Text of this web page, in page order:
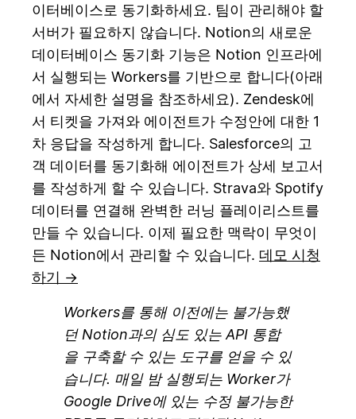
이터베이스로 동기화하세요. 팀이 관리해야 할
서버가 필요하지 않습니다. Notion의 새로운
데이터베이스 동기화 기능은 Notion 인프라에
서 실행되는 Workers를 기반으로 합니다(아래
에서 자세한 설명을 참조하세요). Zendesk에
서 티켓을 가져와 에이전트가 수정안에 대한 1
차 응답을 작성하게 합니다. Salesforce의 고
객 데이터를 동기화해 에이전트가 상세 보고서
를 작성하게 할 수 있습니다. Strava와 Spotify
데이터를 연결해 완벽한 러닝 플레이리스트를
만들 수 있습니다. 이제 필요한 맥락이 무엇이
든 Notion에서 관리할 수 있습니다. 데모 시청
하기 →
Workers를 통해 이전에는 불가능했
던 Notion과의 심도 있는 API 통합
을 구축할 수 있는 도구를 얻을 수 있
습니다. 매일 밤 실행되는 Worker가
Google Drive에 있는 수정 불가능한